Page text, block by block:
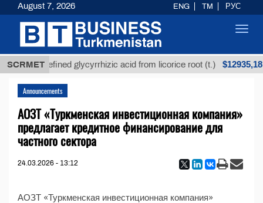
SCRMETUnrefined glycyrrhizic acid from licorice root (t.) $12935,18
Announcements
АОЗТ «Туркменская инвестиционная компания»
предлагает кредитное финансирование для
частного сектора
24.03.2026 - 13:12
АОЗТ «Туркменская инвестиционная компания»
August 7, 2026 ENG TM РУС